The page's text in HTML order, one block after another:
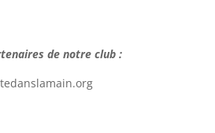
de notre club :